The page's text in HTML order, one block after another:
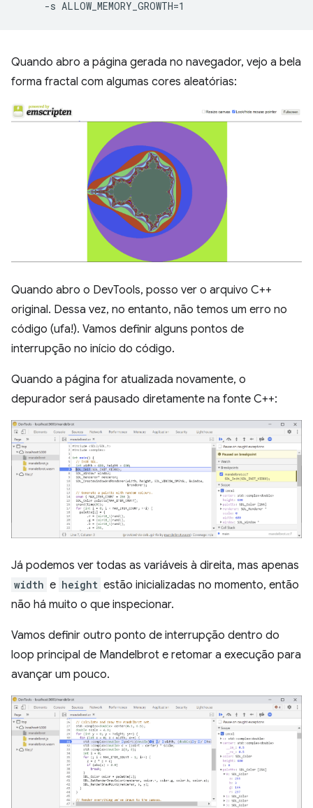
Quando abro a página gerada no navegador, vejo a bela
forma fractal com algumas cores aleatórias:
Quando abro o DevTools, posso ver o arquivo C++
original. Dessa vez, no entanto, não temos um erro no
código (ufa!). Vamos definir alguns pontos de
interrupção no início do código.
Quando a página for atualizada novamente, o
depurador será pausado diretamente na fonte C++:
Já podemos ver todas as variáveis à direita, mas apenas
width e height estão inicializadas no momento, então
não há muito o que inspecionar.
Vamos definir outro ponto de interrupção dentro do
loop principal de Mandelbrot e retomar a execução para
avançar um pouco.